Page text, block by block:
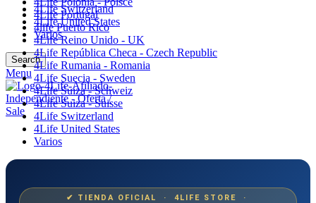
4Life Switzerland
4Life United States
Varios
Search
Menu
4Life Portugal
4life Puerto Rico
4Life Reino Unido - UK
4Life República Checa - Czech Republic
4Life Rumania - Romania
4Life Suecia - Sweden
4Life Suiza - Schweiz
4Life Suiza - Suisse
4Life Switzerland
4Life United States
Varios
✔ TIENDA OFICIAL · 4LIFE STORE ·